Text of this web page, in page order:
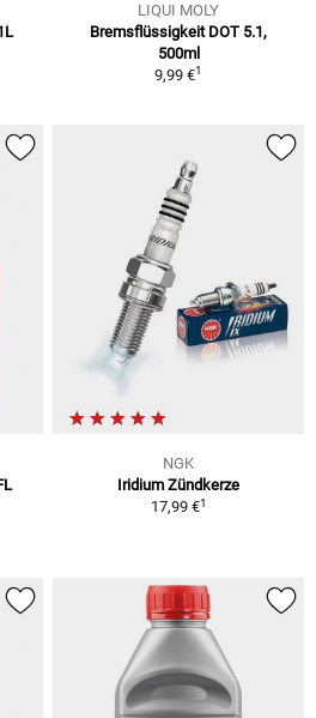
LIQUI MOLY
Bremsflüssigkeit DOT 5.1,
500ml
9,99 €1
NGK
Iridium Zündkerze
17,99 €1